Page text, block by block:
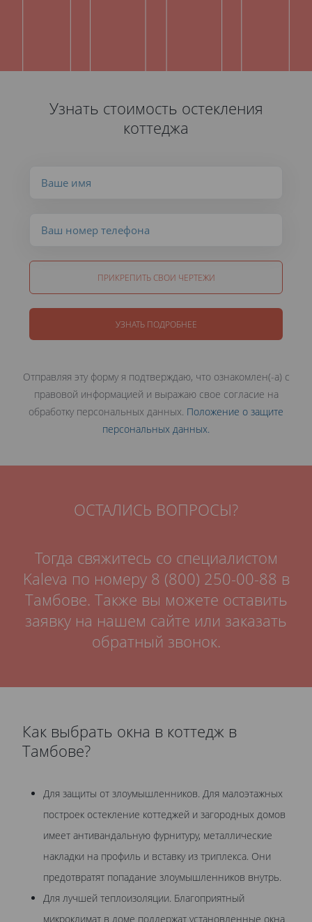
Узнать стоимость остекления
коттеджа
ПРИКРЕПИТЬ СВОИ ЧЕРТЕЖИ
УЗНАТЬ ПОДРОБНЕЕ
Отправляя эту форму я подтверждаю, что ознакомлен(-а) с
правовой информацией и выражаю свое согласие на
обработку персональных данных. Положение о защите
персональных данных.
ОСТАЛИСЬ ВОПРОСЫ?
Тогда свяжитесь со специалистом
Kaleva по номеру 8 (800) 250-00-88 в
Тамбове. Также вы можете оставить
заявку на нашем сайте или заказать
обратный звонок.
Как выбрать окна в коттедж в
Тамбове?
Для защиты от злоумышленников. Для малоэтажных
построек остекление коттеджей и загородных домов
имеет антивандальную фурнитуру, металлические
накладки на профиль и вставку из триплекса. Они
предотвратят попадание злоумышленников внутрь.
Для лучшей теплоизоляции. Благоприятный
микроклимат в доме поддержат установленные окна